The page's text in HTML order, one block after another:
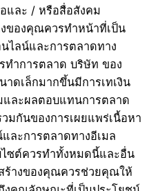
และ / หรือสื่อสังคม
ของคุณควรทำหน้าที่เป็น
ไลน์และการตลาดทาง
ทำการตลาด บริษัท ของ
ดเล็กมากขึ้นมีการเทเงิน
ละผลตอบแทนการตลาด
มกันของการเผยแพร่เนื้อหา
ละการตลาดทางอีเมล
ซต์ควรทำทั้งหมดนี้และอื่น
ร้างของคุณควรช่วยคุณให้